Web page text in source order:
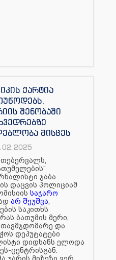
ქარტია
შენობაში
მისცეს
თებერვალს,
ჯაბა
დაცვის პოლიციამ
საჯარო
არ შეუშვა
საკითხს
ბათუმის მერი,
და
დეპუტატები
დიდხანს ელოდა
ცენტრისგან.